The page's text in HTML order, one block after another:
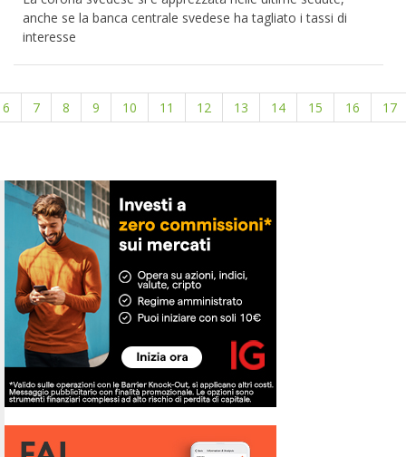
anche se la banca centrale svedese ha tagliato i tassi di
interesse
6 7 8 9 10 11 12 13 14 15 16 17